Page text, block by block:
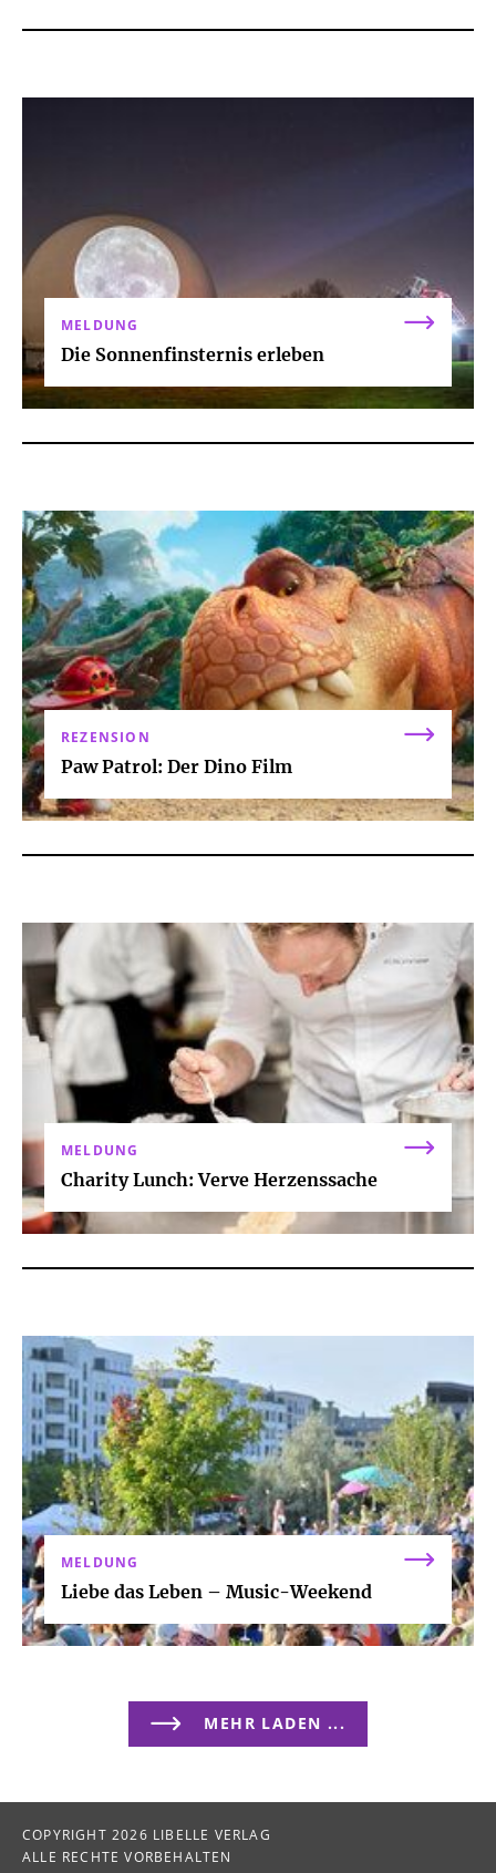
MELDUNG
Die Sonnenfinsternis erleben
REZENSION
Paw Patrol: Der Dino Film
MELDUNG
Charity Lunch: Verve Herzenssache
MELDUNG
Liebe das Leben – Music-Weekend
MEHR LADEN ...
COPYRIGHT 2026 LIBELLE VERLAG
ALLE RECHTE VORBEHALTEN